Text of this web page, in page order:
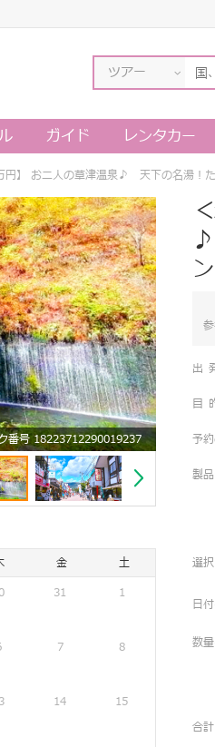
ツアー
ガイド レンタカー
円】 お二人の草津温泉♪ 天下の名湯！
番号 18223712290019237
♪
出
目
予
製
金
土
31 1
7 8
14 15
選択
日
数
合計